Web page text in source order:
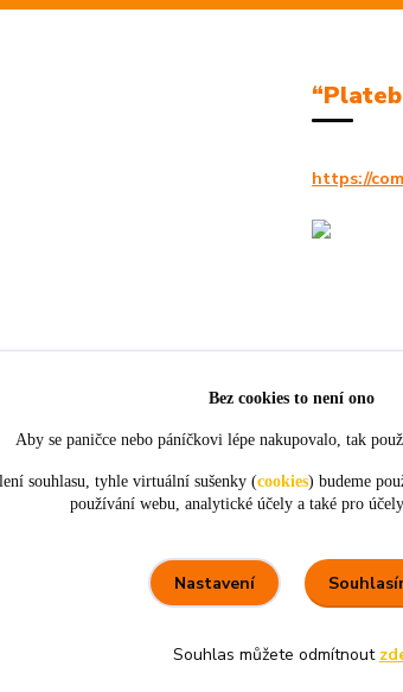
https://
Bez cookies to není ono
Aby se paničce nebo páníčkovi lépe nakupovalo, tak
souhlasu, tyhle virtuální sušenky (cookies) budeme
používání webu, analytické účely a také pro
Nastavení
Souhlas můžete odmítnout
Perfektní komunikace a ochota.